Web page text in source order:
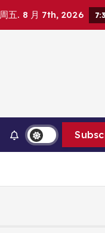
周五. 8 月 7th, 2026